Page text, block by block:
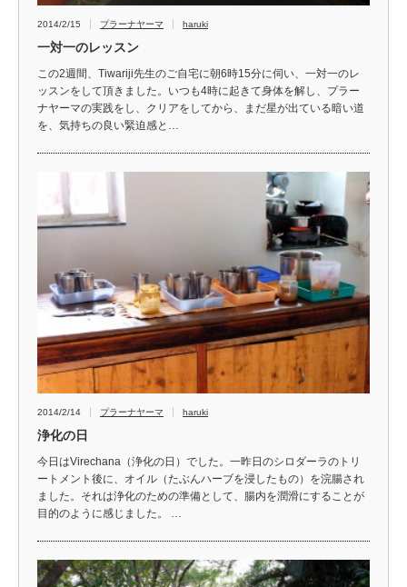
2014/2/15 プラーナヤーマ haruki
一対一のレッスン
この2週間、Tiwariji先生のご自宅に朝6時15分に伺い、一対一のレ
ッスンをして頂きました。いつも4時に起きて身体を解し、プラー
ナヤーマの実践をし、クリアをしてから、まだ星が出ている暗い道
を、気持ちの良い緊迫感と…
2014/2/14 プラーナヤーマ haruki
浄化の日
今日はVirechana（浄化の日）でした。一昨日のシロダーラのトリ
ートメント後に、オイル（たぶんハーブを浸したもの）を浣腸され
ました。それは浄化のための準備として、腸内を潤滑にすることが
目的のように感じました。 …